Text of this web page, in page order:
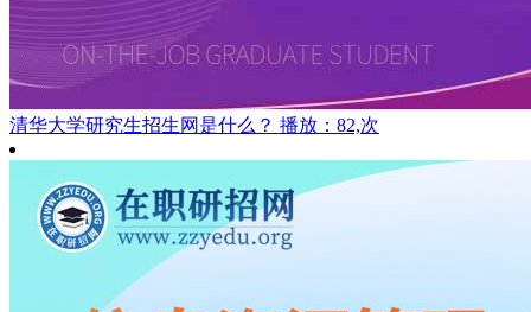
清华大学研究生招生网是什么？ 播放：82,次